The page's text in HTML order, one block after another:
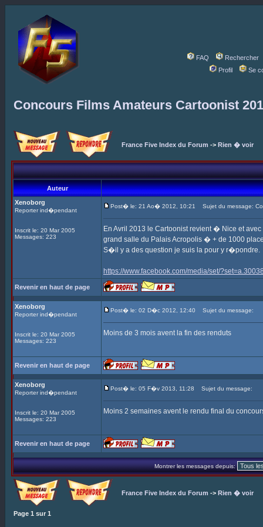
FAQ
Rechercher
Profil
Se
Concours Films Amateurs Cartoonist
France Five Index du Forum -> Rien � voir
Auteur
Xenoborg
Reporter ind�pendant
Inscrit le: 20 Mar 2005
Messages: 223
Post� le: 21 Ao� 2012, 10:21 Sujet du message:
En Avril 2013 le Cartoonist revient � Nice et
grand salle du Palais Acropolis � + de 1000
S�il y a des question je suis la pour y r�pondre.
https://www.facebook.com/media/set/
Revenir en haut de page
Xenoborg
Reporter ind�pendant
Inscrit le: 20 Mar 2005
Messages: 223
Post� le: 02 D�c 2012, 12:40 Sujet du message:
Moins de 3 mois avent la fin des renduts
Revenir en haut de page
Xenoborg
Reporter ind�pendant
Inscrit le: 20 Mar 2005
Messages: 223
Post� le: 05 F�v 2013, 11:28 Sujet du message:
Moins 2 semaines avent le rendu final du
Revenir en haut de page
Montrer les messages depuis:
France Five Index du Forum -> Rien � voir
Page 1 sur 1